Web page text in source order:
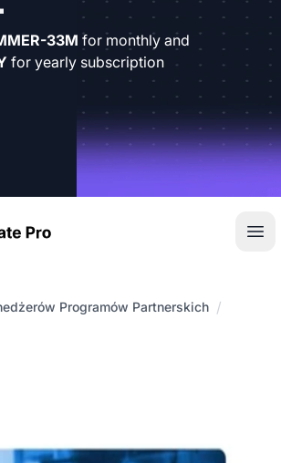
33M for monthly and
for yearly subscription
Programów Partnerskich /